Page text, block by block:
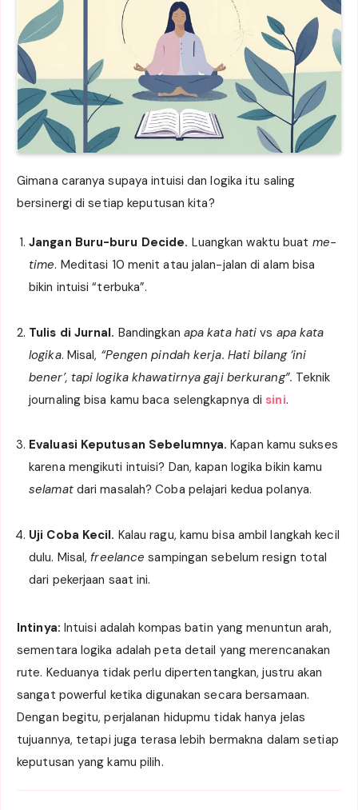
Gimana caranya supaya intuisi dan logika itu saling
bersinergi di setiap keputusan kita?
Jangan Buru-buru Decide. Luangkan waktu buat me-
time. Meditasi 10 menit atau jalan-jalan di alam bisa
bikin intuisi “terbuka”.
Tulis di Jurnal. Bandingkan apa kata hati vs apa kata
logika. Misal, “Pengen pindah kerja. Hati bilang ‘ini
bener’, tapi logika khawatirnya gaji berkurang”. Teknik
journaling bisa kamu baca selengkapnya di sini.
Evaluasi Keputusan Sebelumnya. Kapan kamu sukses
karena mengikuti intuisi? Dan, kapan logika bikin kamu
selamatdari masalah? Coba pelajari kedua polanya.
Uji Coba Kecil. Kalau ragu, kamu bisa ambil langkah kecil
dulu. Misal, freelance sampingan sebelum resign total
dari pekerjaan saat ini.
Intinya: Intuisi adalah kompas batin yang menuntun arah,
sementara logika adalah peta detail yang merencanakan
rute. Keduanya tidak perlu dipertentangkan, justru akan
sangat powerful ketika digunakan secara bersamaan.
Dengan begitu, perjalanan hidupmu tidak hanya jelas
tujuannya, tetapi juga terasa lebih bermakna dalam setiap
keputusan yang kamu pilih.